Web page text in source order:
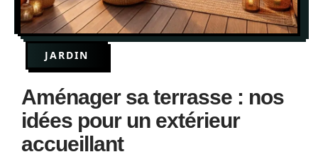
JARDIN
Aménager sa terrasse : nos
idées pour un extérieur
accueillant